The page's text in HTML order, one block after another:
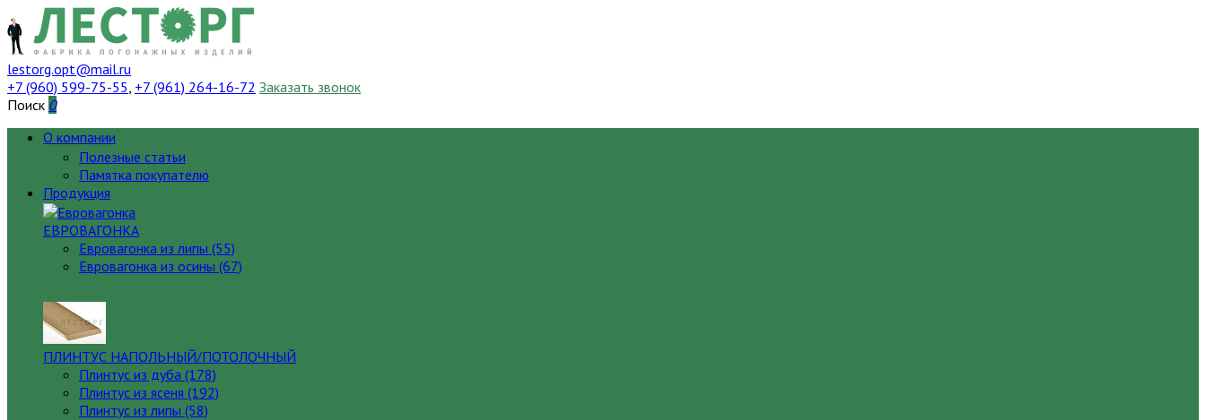
lestorg.opt@mail.ru
+7 (960) 599-75-55, +7 (961) 264-16-72 Заказать звонок
Поиск 0
О компании
Полезные статьи
Памятка покупателю
Продукция
ЕВРОВАГОНКА
Евровагонка из липы (55)
Евровагонка из осины (67)
ПЛИНТУС НАПОЛЬНЫЙ/ПОТОЛОЧНЫЙ
Плинтус из дуба (178)
Плинтус из ясеня (192)
Плинтус из липы (58)